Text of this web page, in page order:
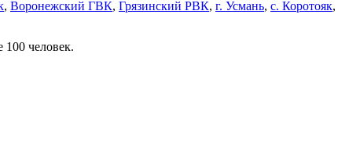
, Воронежский ГВК, Грязинский РВК, г. Усмань, с. Коротояк,
человек.